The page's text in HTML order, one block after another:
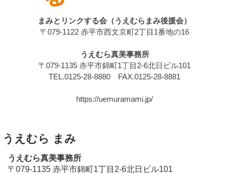
まみとリンクする会（うえむらまみ後援会）
〒079-1122 赤平市西文京町2丁目1番地の16
うえむら真美事務所
〒079-1135 赤平市錦町1丁目2-6北日ビル101
TEL.0125-28-8880 FAX.0125-28-8881
https://uemuramami.jp/
うえむら まみ
うえむら真美事務所
〒079-1135 赤平市錦町1丁目2-6北日ビル101